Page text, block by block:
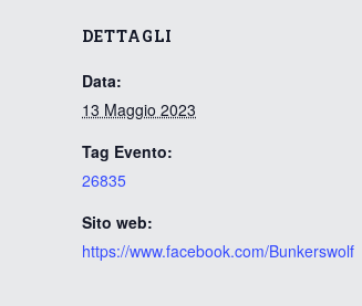
DETTAGLI
Data:
13 Maggio 2023
Tag Evento:
26835
Sito web:
https://www.facebook.com/Bunkerswolf